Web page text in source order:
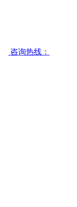
咨询热线：